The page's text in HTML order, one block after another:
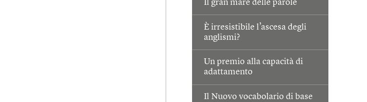
Il gran mare delle parole
È irresistibile l’ascesa degli
anglismi?
Un premio alla capacità di
adattamento
Il Nuovo vocabolario di base